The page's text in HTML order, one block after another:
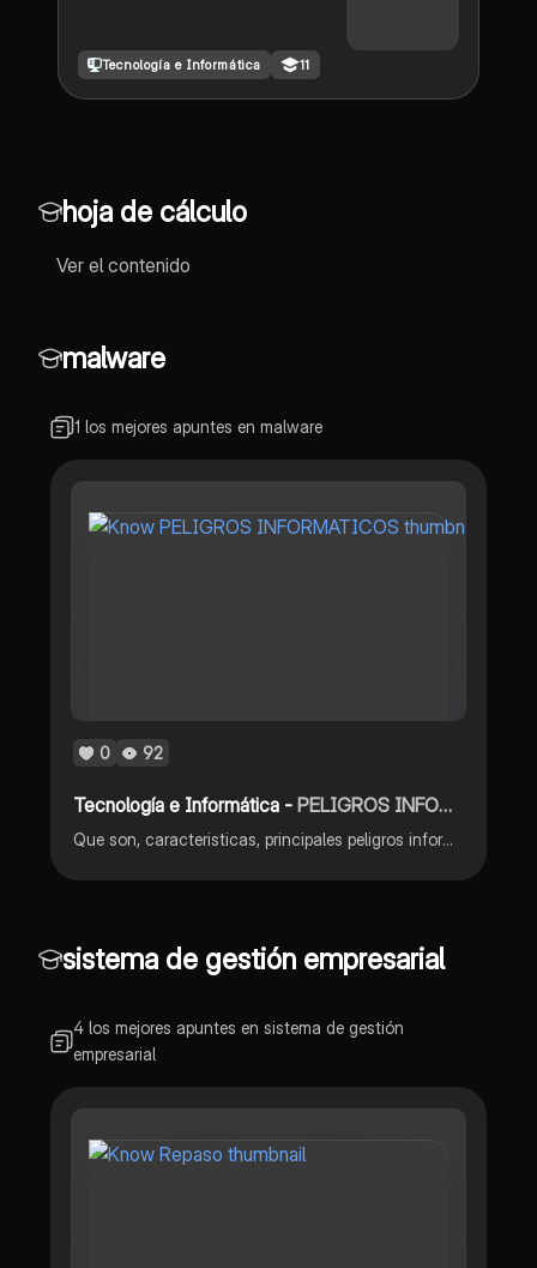
Tecnología e Informática 11
hoja de cálculo
Ver el contenido
malware
1 los mejores apuntes en malware
0 92
Tecnología e Informática -PELIGROS INFORMATICOS
Que son, caracteristicas, principales peligros informaticos, recomendaciones
sistema de gestión empresarial
4 los mejores apuntes en sistema de gestión
empresarial